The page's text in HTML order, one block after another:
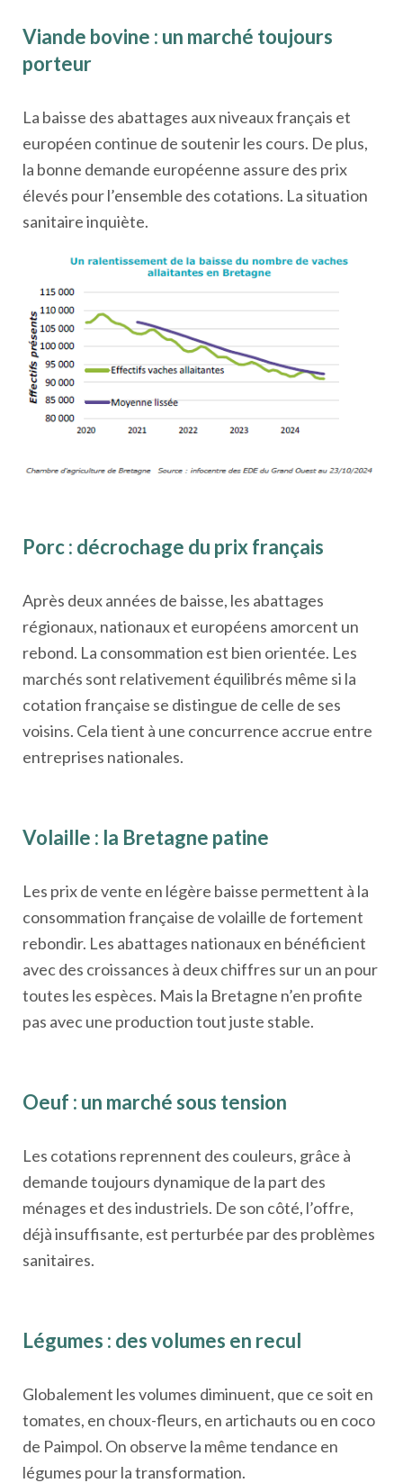
Viande bovine : un marché toujours
porteur
La baisse des abattages aux niveaux français et
européen continue de soutenir les cours. De plus,
la bonne demande européenne assure des prix
élevés pour l’ensemble des cotations. La situation
sanitaire inquiète.
Porc : décrochage du prix français
Après deux années de baisse, les abattages
régionaux, nationaux et européens amorcent un
rebond. La consommation est bien orientée. Les
marchés sont relativement équilibrés même si la
cotation française se distingue de celle de ses
voisins. Cela tient à une concurrence accrue entre
entreprises nationales.
Volaille : la Bretagne patine
Les prix de vente en légère baisse permettent à la
consommation française de volaille de fortement
rebondir. Les abattages nationaux en bénéficient
avec des croissances à deux chiffres sur un an pour
toutes les espèces. Mais la Bretagne n’en profite
pas avec une production tout juste stable.
Oeuf : un marché sous tension
Les cotations reprennent des couleurs, grâce à
demande toujours dynamique de la part des
ménages et des industriels. De son côté, l’offre,
déjà insuffisante, est perturbée par des problèmes
sanitaires.
Légumes : des volumes en recul
Globalement les volumes diminuent, que ce soit en
tomates, en choux-fleurs, en artichauts ou en coco
de Paimpol. On observe la même tendance en
légumes pour la transformation.